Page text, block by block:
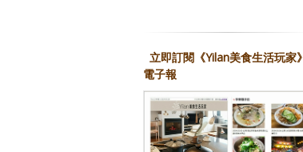
立即訂閱《Yilan美食生活玩家》
電子報